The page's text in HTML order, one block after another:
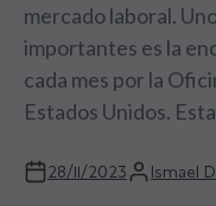
mercado laboral.
importantes es la
cada mes por la
Estados Unidos.
28/11/2023 Ismael